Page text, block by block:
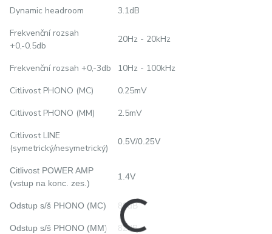
Dynamic headroom
3.1dB
Frekvenční rozsah
+0,-0.5db
20Hz - 20kHz
Frekvenční rozsah +0,-3db
10Hz - 100kHz
Citlivost PHONO (MC)
0.25mV
Citlivost PHONO (MM)
2.5mV
Citlivost LINE
(symetrický/nesymetrický)
0.5V/0.25V
Citlivost POWER AMP
(vstup na konc. zes.)
1.4V
Odstup s/š PHONO (MC) 80dB
Odstup s/š PHONO (MM) 82dB